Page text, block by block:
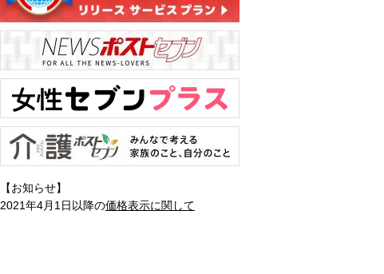
【お知らせ】
2021年4月1日以降の価格表示に関して